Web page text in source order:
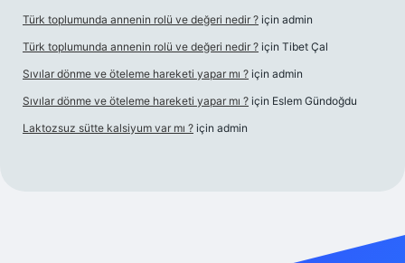
Türk toplumunda annenin rolü ve değeri nedir ? için admin
Türk toplumunda annenin rolü ve değeri nedir ? için Tibet Çal
Sıvılar dönme ve öteleme hareketi yapar mı ? için admin
Sıvılar dönme ve öteleme hareketi yapar mı ? için Eslem Gündoğdu
Laktozsuz sütte kalsiyum var mı ? için admin